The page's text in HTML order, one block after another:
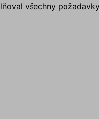
všechny požadavky